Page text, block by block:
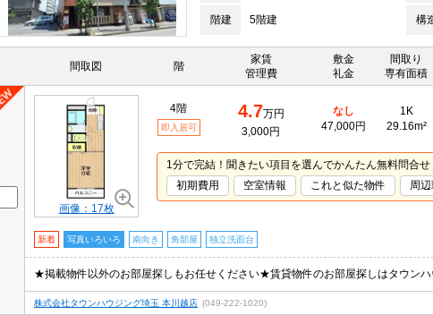
階建 5階建 構
間取図 階
家賃
管理費
敷金
礼金
間取り
専有面積
画像：17枚
4階
即入居可
4.7万円
3,000円
なし
47,000円
1K
29.16m²
1分で完結！聞きたい項目を選んでかんたん無料問合せ
初期費用
空室情報 これと似た物件 周
新着 写真いろいろ 南向き 角部屋 独立洗面台
★掲載物件以外のお部屋探しもお任せください★賃貸物件のお部屋探しはタウン
株式会社タウンハウジング埼玉 本川越店 (049-222-1020)